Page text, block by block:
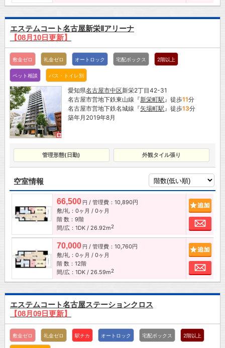
エステムコート名古屋新栄Ⅱアリーナ
【08月10日更新】
敷金ゼロ 礼金ゼロ オートロック 宅配ボックス 2階以上
ペット相談 バス・トイレ別
愛知県名古屋市中区新栄2丁目42-31
名古屋市営地下鉄東山線『新栄町駅 』徒歩11分
名古屋市営地下鉄名城線『矢場町駅 』徒歩13分
築年月2019年8月
管理形態(日勤) 外観タイル張り
空室情報
66,500 円 / 管理費：10,890円
敷/礼：0ヶ月 / 0ヶ月
階 数：9階
間/広：1DK / 26.92m2
お
70,000 円 / 管理費：10,760円
敷/礼：0ヶ月 / 0ヶ月
階 数：12階
間/広：1DK / 26.59m2
お
エステムコート名古屋ステーションクロス
【08月09日更新】
敷金ゼロ 礼金ゼロ 駅チカ オートロック 宅配ボックス 2階以上